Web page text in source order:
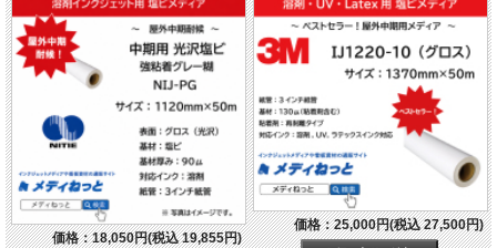
価格：18,050円(税込 19,855円)
価格：25,000円(税込 27,500円)